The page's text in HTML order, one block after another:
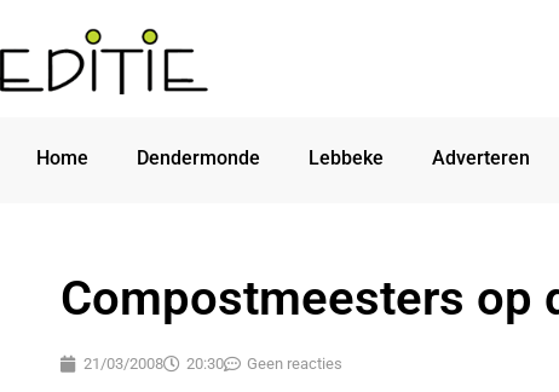
Home Dendermonde Lebbeke Adverteren
Compostmeesters op
21/03/2008 20:30 Geen reacties